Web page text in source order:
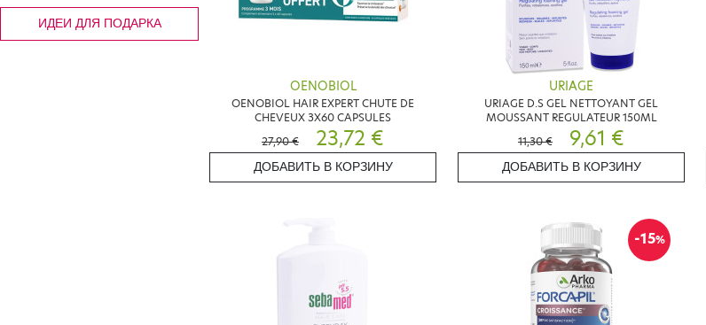
ИДЕИ ДЛЯ ПОДАРКА
OENOBIOL
OENOBIOL HAIR EXPERT CHUTE DE
CHEVEUX 3X60 CAPSULES
27,90 €
23,72 €
ДОБАВИТЬ В КОРЗИНУ
URIAGE
URIAGE D.S GEL NETTOYANT GEL
MOUSSANT REGULATEUR 150ML
11,30 €
9,61 €
ДОБАВИТЬ В КОРЗИНУ
-15%